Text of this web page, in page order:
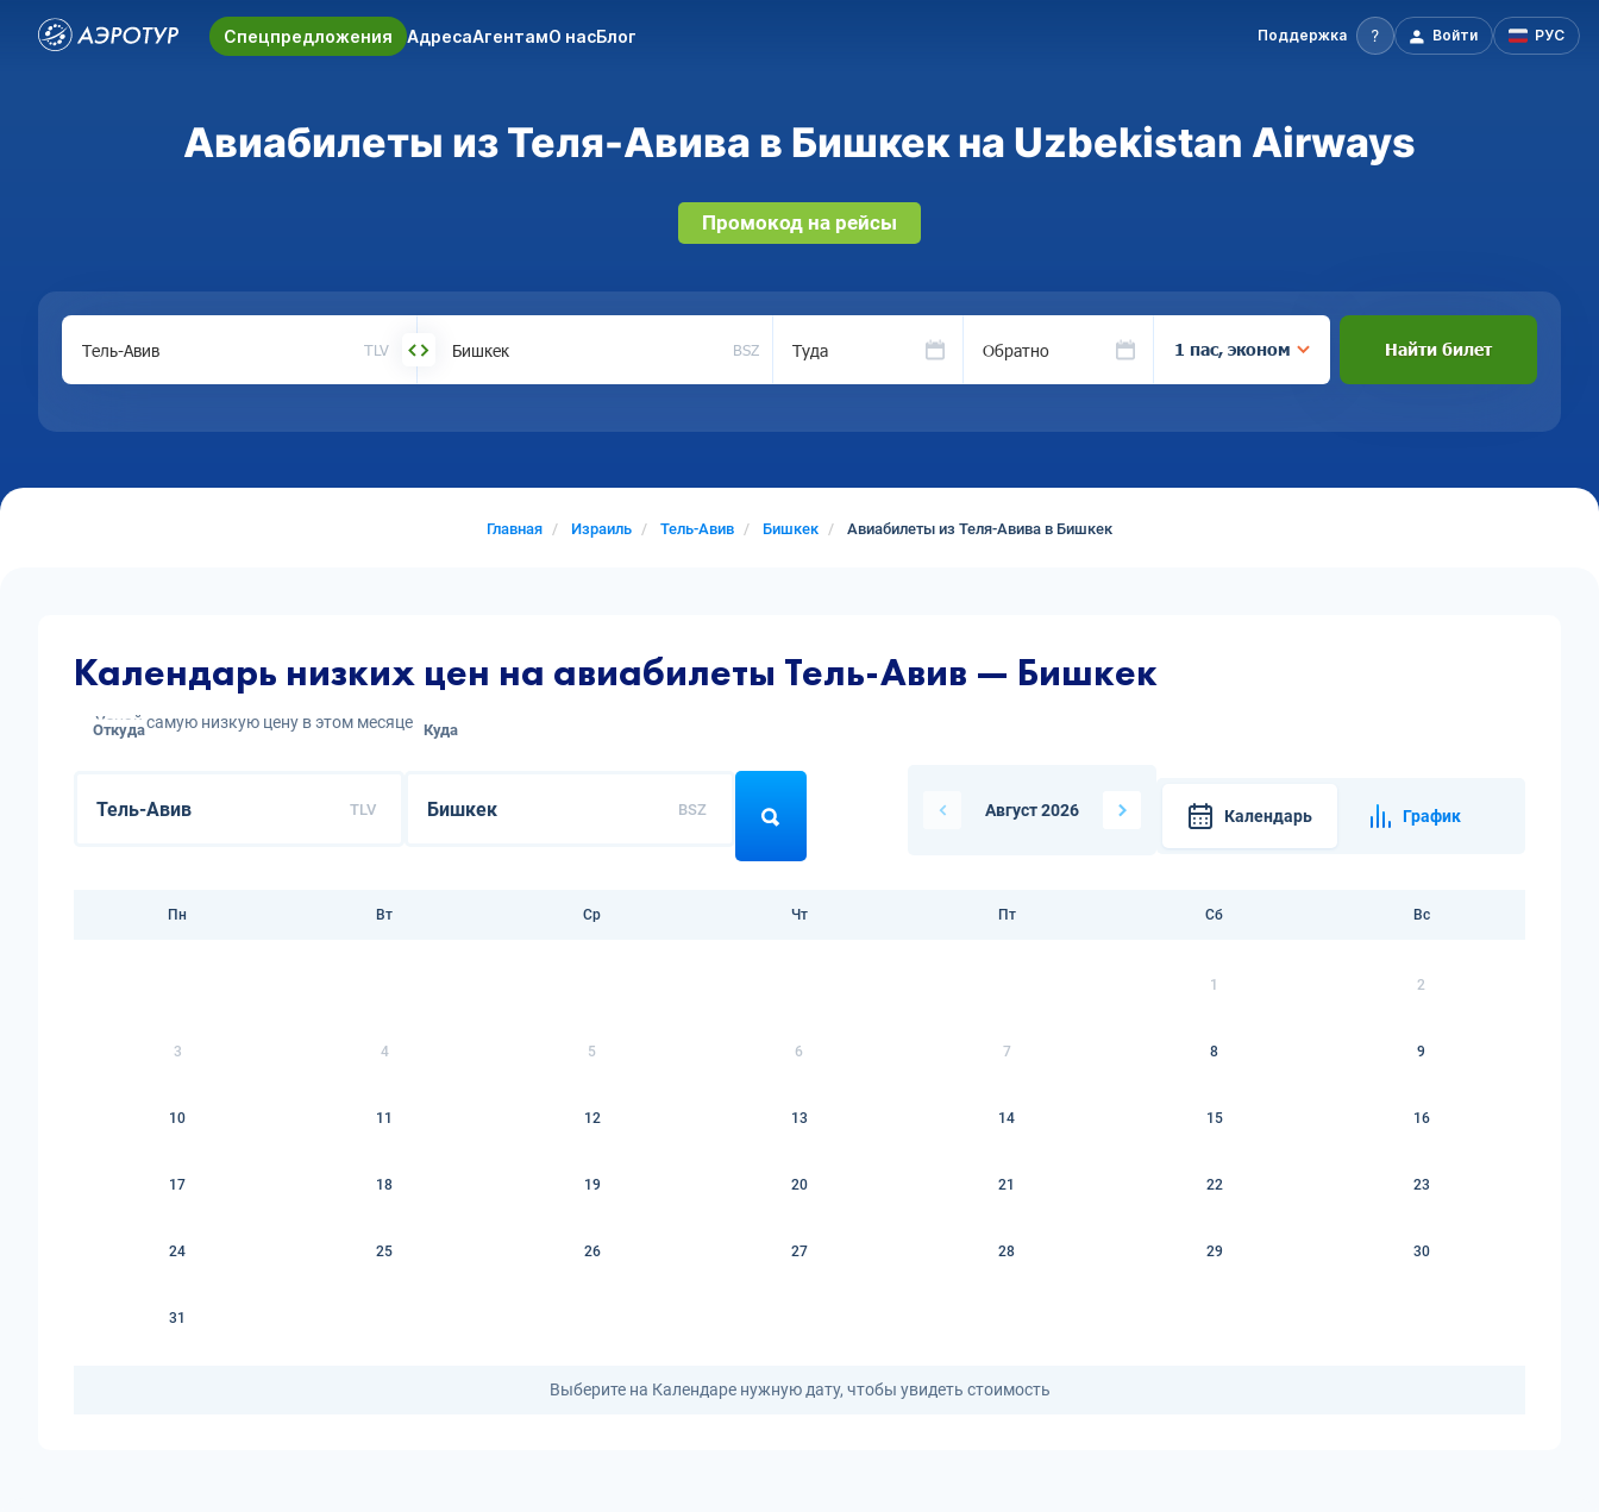
Спецпредложения АдресаАгентамО насБлог Поддержка Войти РУС
Авиабилеты из Теля-Авива в Бишкек на Uzbekistan Airways
Промокод на рейсы
TLV BSZ Туда Обратно 1 пас, эконом Найти билет
Главная Израиль Тель-Авив Бишкек Авиабилеты из Теля-Авива в Бишкек
Календарь низких цен на авиабилеты Тель-Авив — Бишкек
Узнай самую низкую цену в этом месяце
Откуда
TLV
Куда
BSZ Август 2026 Календарь График
Пн Вт Ср Чт Пт Сб Вс
1 2
3 4 5 6 7 8 9
10 11 12 13 14 15 16
17 18 19 20 21 22 23
24 25 26 27 28 29 30
31
Выберите на Календаре нужную дату, чтобы увидеть стоимость